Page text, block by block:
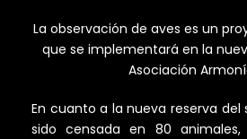
La observación de aves es un
que se implementará en la
Asociación
En cuanto a la nueva reserva del
sido censada en 80 animales,